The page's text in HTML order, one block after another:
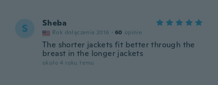
S Sheba
Rok dołączenia 2016 · 60 opinie
The shorter jackets fit better through the
breast in the longer jackets
około 4 roku temu